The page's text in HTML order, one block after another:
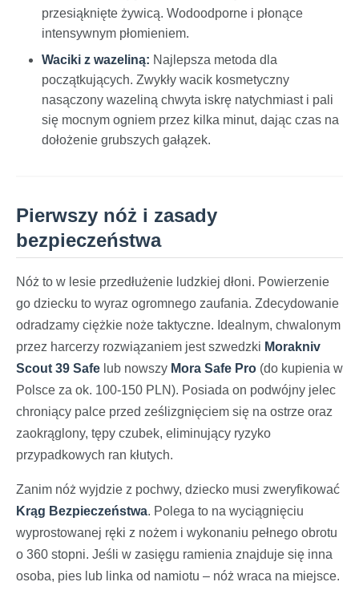
przesiąknięte żywicą. Wodoodporne i płonące
intensywnym płomieniem.
Waciki z wazeliną: Najlepsza metoda dla
początkujących. Zwykły wacik kosmetyczny
nasączony wazeliną chwyta iskrę natychmiast i pali
się mocnym ogniem przez kilka minut, dając czas na
dołożenie grubszych gałązek.
Pierwszy nóż i zasady
bezpieczeństwa
Nóż to w lesie przedłużenie ludzkiej dłoni. Powierzenie
go dziecku to wyraz ogromnego zaufania. Zdecydowanie
odradzamy ciężkie noże taktyczne. Idealnym, chwalonym
przez harcerzy rozwiązaniem jest szwedzki Morakniv
Scout 39 Safe lub nowszy Mora Safe Pro (do kupienia w
Polsce za ok. 100-150 PLN). Posiada on podwójny jelec
chroniący palce przed ześlizgnięciem się na ostrze oraz
zaokrąglony, tępy czubek, eliminujący ryzyko
przypadkowych ran kłutych.
Zanim nóż wyjdzie z pochwy, dziecko musi zweryfikować
Krąg Bezpieczeństwa. Polega to na wyciągnięciu
wyprostowanej ręki z nożem i wykonaniu pełnego obrotu
o 360 stopni. Jeśli w zasięgu ramienia znajduje się inna
osoba, pies lub linka od namiotu – nóż wraca na miejsce.